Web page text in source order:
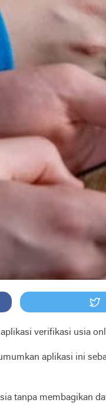
verifikasi usia
aplikasi ini
tanpa membagikan